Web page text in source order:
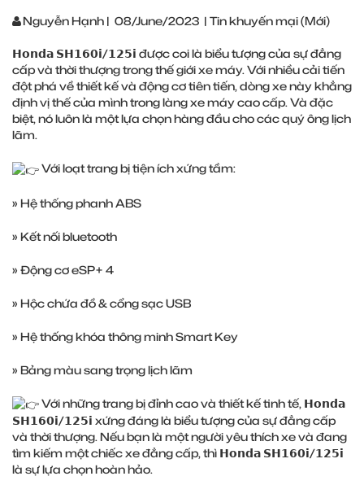
Nguyễn Hạnh | 08/June/2023 | Tin khuyến mại (Mới)
𝗛𝗼𝗻𝗱𝗮 𝗦𝗛𝟭𝟲𝟬𝗶/𝟭𝟮𝟱𝗶 được coi là biểu tượng của sự đẳng
cấp và thời thượng trong thế giới xe máy. Với nhiều cải tiến
đột phá về thiết kế và động cơ tiên tiến, dòng xe này khẳng
định vị thế của mình trong làng xe máy cao cấp. Và đặc
biệt, nó luôn là một lựa chọn hàng đầu cho các quý ông lịch
lãm.
Với loạt trang bị tiện ích xứng tầm:
» Hệ thống phanh ABS
» Kết nối bluetooth
» Động cơ eSP+ 4
» Hộc chứa đồ & cổng sạc USB
» Hệ thống khóa thông minh Smart Key
» Bảng màu sang trọng lịch lãm
Với những trang bị đỉnh cao và thiết kế tinh tế, 𝗛𝗼𝗻𝗱𝗮
𝗦𝗛𝟭𝟲𝟬𝗶/𝟭𝟮𝟱𝗶 xứng đáng là biểu tượng của sự đẳng cấp
và thời thượng. Nếu bạn là một người yêu thích xe và đang
tìm kiếm một chiếc xe đẳng cấp, thì 𝗛𝗼𝗻𝗱𝗮 𝗦𝗛𝟭𝟲𝟬𝗶/𝟭𝟮𝟱𝗶
là sự lựa chọn hoàn hảo.